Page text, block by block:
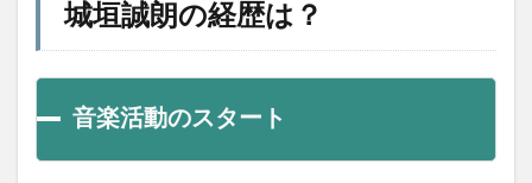
城垣誠朗の経歴は？
音楽活動のスタート